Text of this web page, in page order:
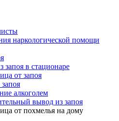
наркологической помощи
запоя в стационаре
от запоя
алкоголем
вывод из запоя
от похмелья на дому